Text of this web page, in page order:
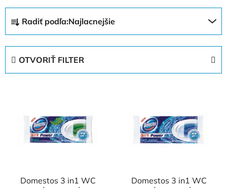
d
Radiť podľa:Najlacnejšie
OTVORIŤ FILTER
Domestos 3 in1 WC
Domestos 3 in1 WC